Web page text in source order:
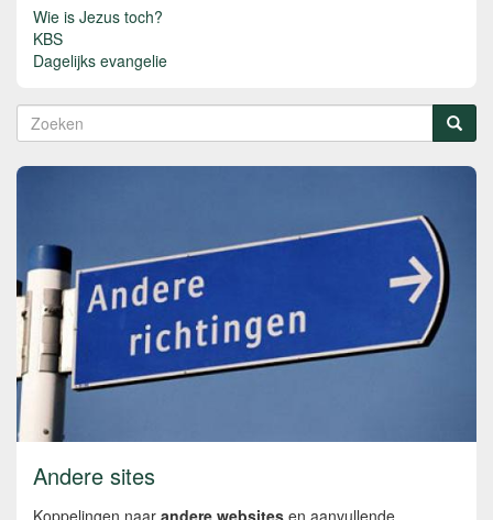
Wie is Jezus toch?
KBS
Dagelijks evangelie
Zoekveld
Andere sites